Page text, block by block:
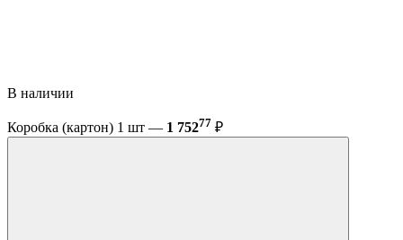
В наличии
Коробка (картон) 1 шт — 1 75277 ₽